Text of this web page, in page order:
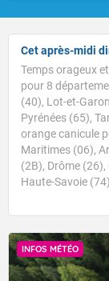
Cet après-midi
Temps orageux
pour 8
(40), Lot-et-
Pyrénées (65),
orange canicule
Maritimes (06),
(2B), Drôme
Haute-Savoie
INFOS MÉTÉO